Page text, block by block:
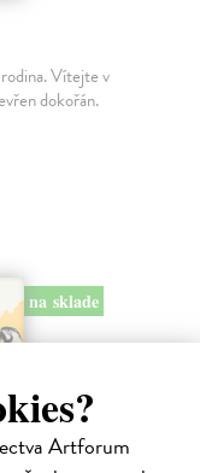
Artforum
Vítejte v
dokořán.
na sklade